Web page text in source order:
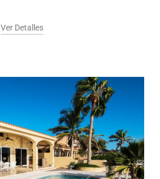
Ver Detalles